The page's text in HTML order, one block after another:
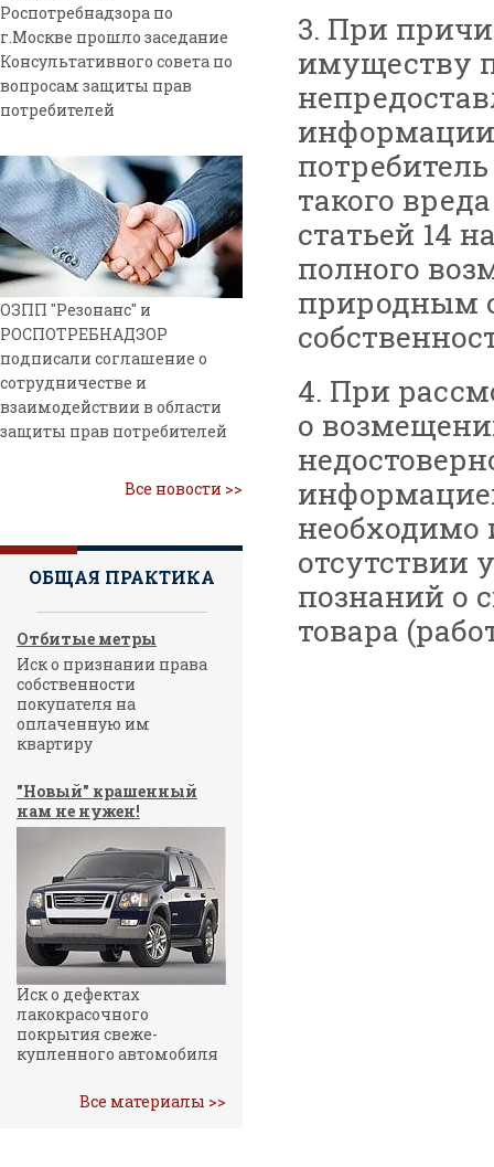
Роспотребнадзора по
г.Москве прошло заседание
Консультативного совета по
вопросам защиты прав
потребителей
ОЗПП "Резонанс" и
РОСПОТРЕБНАДЗОР
подписали соглашение о
сотрудничестве и
взаимодействии в области
защиты прав потребителей
Все новости >>
ОБЩАЯ ПРАКТИКА
Отбитые метры
Иск о признании права
собственности
покупателя на
оплаченную им
квартиру
"Новый" крашенный
нам не нужен!
Иск о дефектах
лакокрасочного
покрытия свеже-
купленного автомобиля
Все материалы >>
3. При
имуществу
информации
такого
статьей 14
полного
природным
4. При
о
необходимо
отсутствии
познаний о
товара